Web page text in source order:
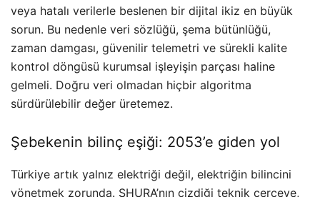
veya hatalı verilerle beslenen bir dijital ikiz en büyük
sorun. Bu nedenle veri sözlüğü, şema bütünlüğü,
zaman damgası, güvenilir telemetri ve sürekli kalite
kontrol döngüsü kurumsal işleyişin parçası haline
gelmeli. Doğru veri olmadan hiçbir algoritma
sürdürülebilir değer üretemez.
Şebekenin bilinç eşiği: 2053’e giden yol
Türkiye artık yalnız elektriği değil, elektriğin bilincini
yönetmek zorunda. SHURA’nın çizdiği teknik çerçeve,